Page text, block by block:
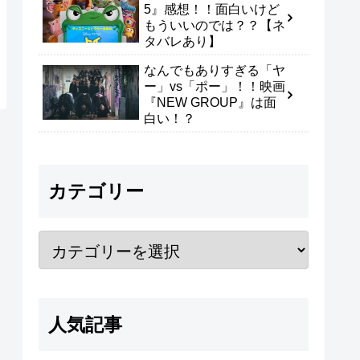
5』感想！！面白いけど
もういいのでは？？【ネ
タバレあり】
なんでもありすぎる「ヤ
ー」vs「ポー」！！映画
『NEW GROUP』は面
白い！？
カテゴリー
人気記事